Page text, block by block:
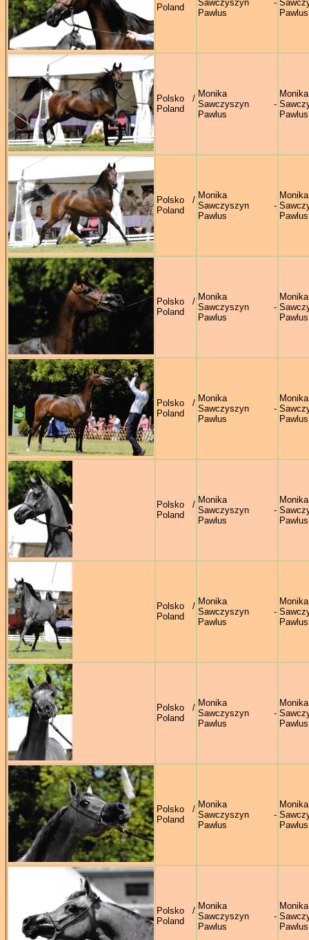
Poland
Sawczyszyn -
Pawlus
Pawlus
Polsko /
Poland
Monika
Sawczyszyn -
Pawlus
Monika
Pawlus
Polsko /
Poland
Monika
Sawczyszyn -
Pawlus
Monika
Pawlus
Polsko /
Poland
Monika
Sawczyszyn -
Pawlus
Monika
Pawlus
Polsko /
Poland
Monika
Sawczyszyn -
Pawlus
Monika
Pawlus
Polsko /
Poland
Monika
Sawczyszyn -
Pawlus
Monika
Pawlus
Polsko /
Poland
Monika
Sawczyszyn -
Pawlus
Monika
Pawlus
Polsko /
Poland
Monika
Sawczyszyn -
Pawlus
Monika
Pawlus
Polsko /
Poland
Monika
Sawczyszyn -
Pawlus
Monika
Pawlus
Polsko /
Poland
Monika
Sawczyszyn -
Pawlus
Monika
Pawlus